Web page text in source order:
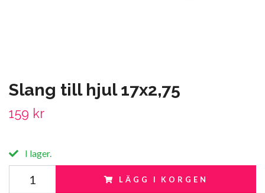
Slang till hjul 17x2,75
159 kr
I lager.
LÄGG I KORGEN